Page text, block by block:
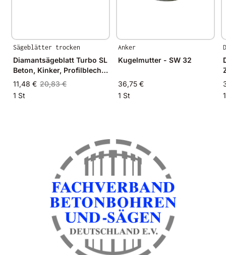
Sägeblätter trocken
Diamantsägeblatt Turbo SL
Beton, Kinker, Profilbleche
und Keramik
11,48 € 20,83 €
1 St
Anker
Kugelmutter - SW 32
36,75 €
1 St